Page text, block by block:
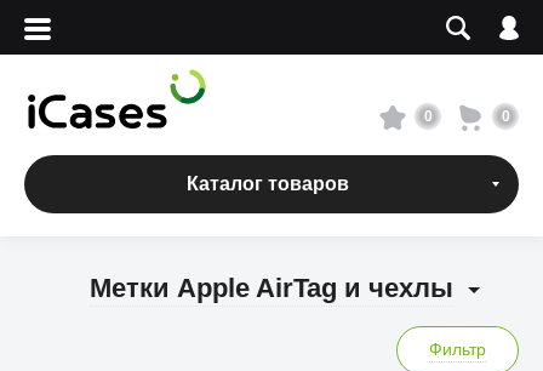
Вход
Сервисный центр
О магазине
0 0
Каталог товаров
Метки Apple AirTag и чехлы
Фильтр